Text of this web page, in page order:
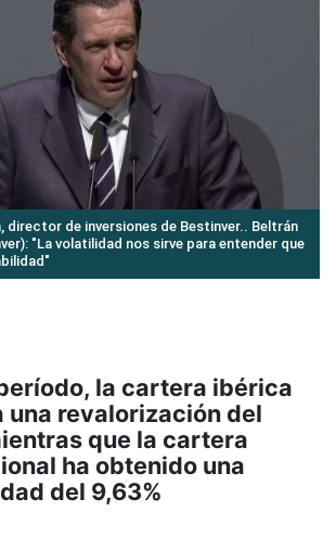
director de inversiones de Bestinver.. Beltrán
"La volatilidad nos sirve para entender que
la cartera ibérica
una revalorización del
que la cartera
ha obtenido una
del 9,63%